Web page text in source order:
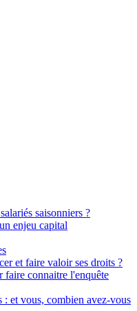
saisonniers ?
enjeu capital
et faire valoir ses droits ?
faire connaitre l'enquête
et vous, combien avez-vous